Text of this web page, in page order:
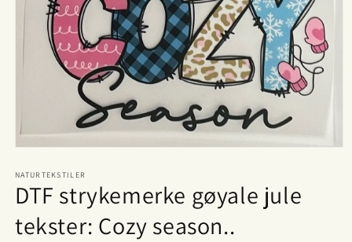
1
i
modal
NATURTEKSTILER
DTF strykemerke gøyale jule
tekster: Cozy season..